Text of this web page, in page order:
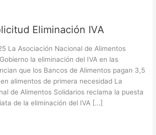
Eliminación IVA
La Asociación Nacional de Alimentos
la eliminación del IVA en las
que los Bancos de Alimentos pagan 3,5
alimentos de primera necesidad La
de Alimentos Solidarios reclama la puesta
de la eliminación del IVA […]